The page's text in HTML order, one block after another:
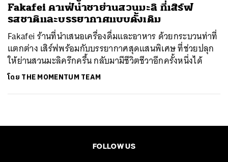
Fakafei คาเฟ่น้ำชาย่านสวนมะลิ ที่เสิร์ฟ
รสชาติและบรรยากาศแบบดั้งเดิม
Fakafei ร้านที่นำเสนอเครื่องดื่มและอาหาร ด้วยกระบวนท่าที่
แตกต่าง เสิร์ฟพร้อมกับบรรยากาศสุดแสนพิเศษ ที่ช่วยปลุก
ให้ย่านสวนมะลิครึกครื้น กลับมามีชีวิตชีวาอีกครั้งหนึ่งได้
โดย THE MOMENTUM TEAM
FOLLOW US